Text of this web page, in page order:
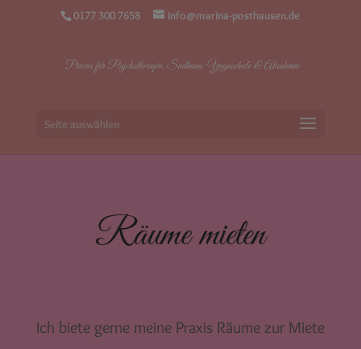
0177 300 7658 info@marina-posthausen.de
Seite auswählen
Räume mieten
Ich biete gerne meine Praxis Räume zur Miete